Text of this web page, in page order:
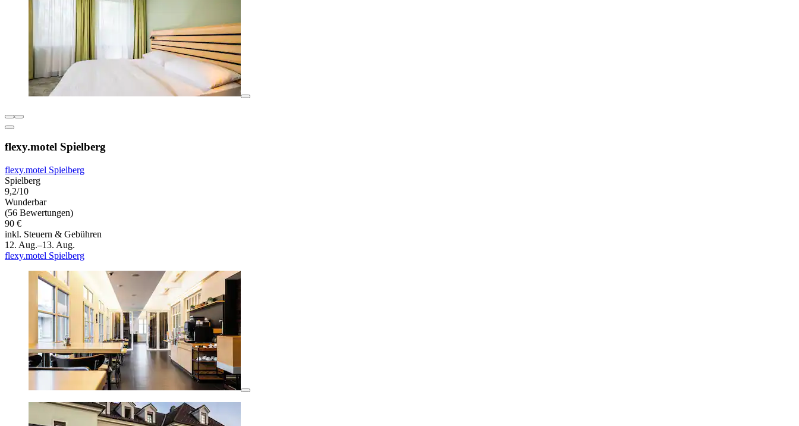
flexy.motel Spielberg
flexy.motel Spielberg
Spielberg
9,2/10
Wunderbar
(56 Bewertungen)
90 €
inkl. Steuern & Gebühren
12. Aug.–13. Aug.
flexy.motel Spielberg